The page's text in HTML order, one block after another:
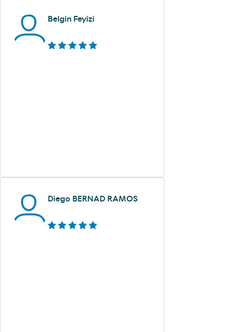
Belgin Feyizi
Diego BERNAD RAMOS